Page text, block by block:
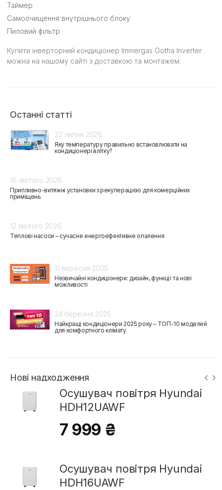
Останні статті
22 липня 2026
Яку температуру правильно встановлювати на
кондиціонері влітку?
16 лютого 2026
Припливно-витяжні установки з рекуперацією для комерційних
приміщень
12 лютого 2026
Теплові насоси – сучасне енергоефективне опалення
11 вересня 2025
Незвичайні кондиціонери: дизайн, функції та нові
можливості
24 березня 2025
Найкращі кондиціонери 2025 року – ТОП-10 моделей
для комфортного клімату
Нові надходження
Осушувач повітря Hyundai
HDH12UAWF
7 999 ₴
Осушувач повітря Hyundai
HDH16UAWF
Таймер
Самоочищення внутрішнього блоку
Пиловий фільтр
Купити інверторний кондиціонер Immergas Gotha Inverter
можна на нашому сайті з доставкою та монтажем.